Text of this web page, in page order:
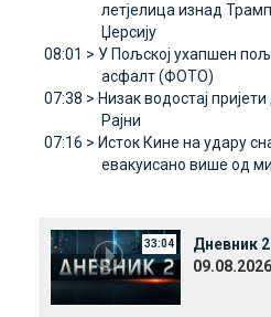
летјелица изнад
Џерсију
08:01 > У Пољској ухапшен
асфалт (ФОТО)
07:38 > Низак водостај
Рајни
07:16 > Исток Кине на удару
евакуисано више од
33:04
Дневник 2